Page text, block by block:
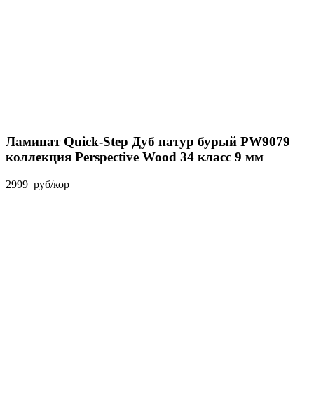
Ламинат Quick-Step Дуб натур бурый PW9079
коллекция Perspective Wood 34 класс 9 мм
2999 руб/кор